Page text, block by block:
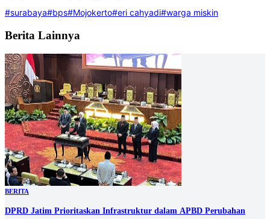
#surabaya#bps#Mojokerto#eri cahyadi#warga miskin
Berita Lainnya
BERITA
DPRD Jatim Prioritaskan Infrastruktur dalam APBD Perubahan